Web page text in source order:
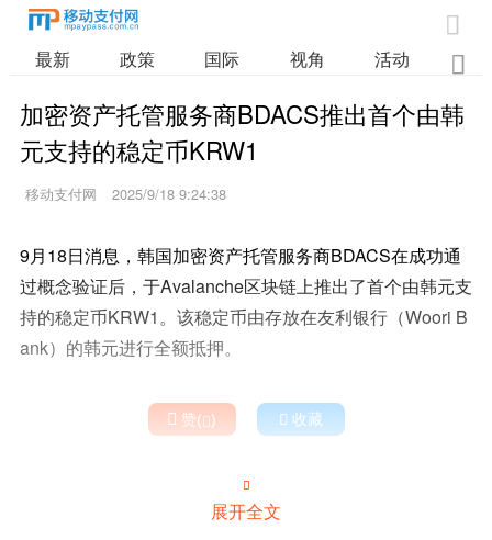

最新 政策 国际 视角 活动 业

加密资产托管服务商BDACS推出首个由韩
元支持的稳定币KRW1
移动支付网 2025/9/18 9:24:38
9月18日消息，韩国加密资产托管服务商BDACS在成功通
过概念验证后，于Avalanche区块链上推出了首个由韩元支
持的稳定币KRW1。该稳定币由存放在友利银行（Woori B
ank）的韩元进行全额抵押。
 赞()  收藏

展开全文